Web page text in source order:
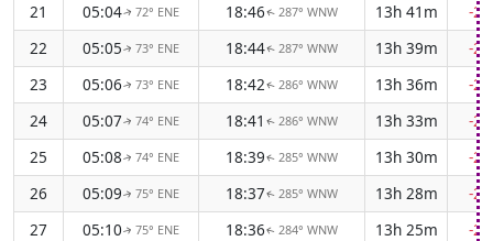
21
05:04↑72° ENE 18:46↑ 287° WNW 13h 41m
-
22
05:05↑73° ENE 18:44↑ 287° WNW 13h 39m
-
23
05:06↑73° ENE 18:42↑ 286° WNW 13h 36m
-
24
05:07↑ 74° ENE 18:41 ↑ 286° WNW 13h 33m
-
25
05:08↑ 74° ENE 18:39↑ 285° WNW 13h 30m
-
26
05:09↑ 75° ENE 18:37↑ 285° WNW 13h 28m
-
27
05:10↑ 75° ENE 18:36↑ 284° WNW 13h 25m
-